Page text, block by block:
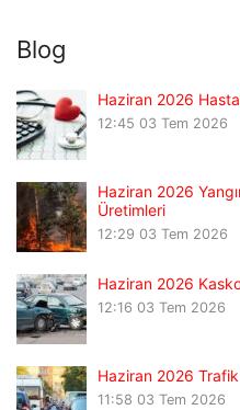
Blog
Haziran 2026
12:45 03 Tem 2026
Haziran 2026
Üretimleri
12:29 03 Tem 2026
Haziran 2026
12:16 03 Tem 2026
Haziran 2026
11:58 03 Tem 2026